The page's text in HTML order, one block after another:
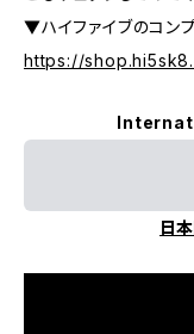
▼ハイファイブのコン
https://
日